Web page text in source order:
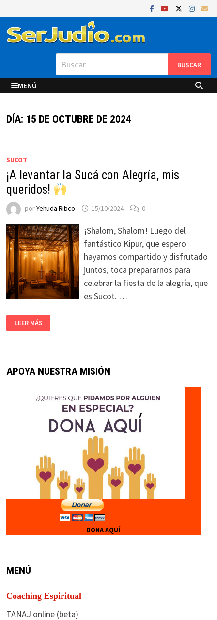
al
contenido
Buscar:
MENÚ
DÍA: 15 DE OCTUBRE DE 2024
SUCOT
¡A levantar la Sucá con Alegría, mis
queridos!
porYehuda Ribco 15/10/2024 0
¡Shalom, Shalom! Luego del
fantástico Kipur, que espero
hayamos compartido y disfrutado
juntos, toca prepararnos para
celebrar la fiesta de la alegría, que
es Sucot. …
LEER MÁS
APOYA NUESTRA MISIÓN
DONA AQUÍ
MENÚ
Coaching Espiritual
TANAJ online (beta)